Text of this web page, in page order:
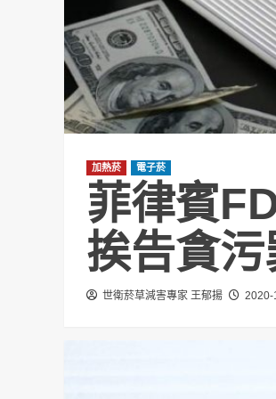
加熱菸 電子菸
菲律賓
挨告貪污
世衛菸草減害專家 王郁揚 2020-